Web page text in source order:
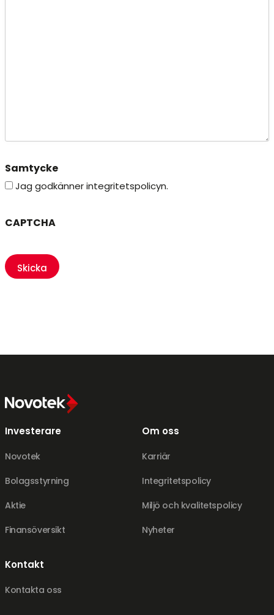
Samtycke
Jag godkänner integritetspolicyn.
CAPTCHA
Investerare
Novotek
Bolagsstyrning
Aktie
Finansöversikt
Om oss
Karriär
Integritetspolicy
Miljö och kvalitetspolicy
Nyheter
Kontakt
Kontakta oss